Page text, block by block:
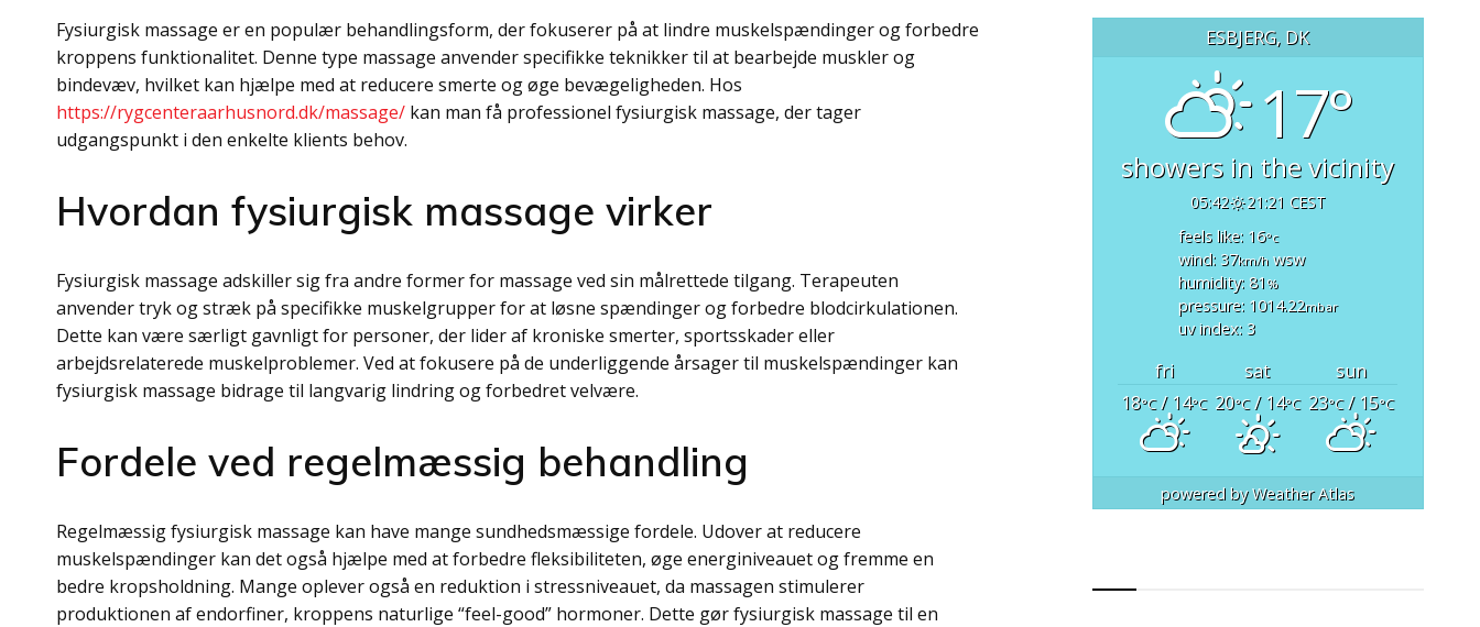
Fysiurgisk massage er en populær behandlingsform, der fokuserer på at lindre muskelspændinger og forbedre
kroppens funktionalitet. Denne type massage anvender specifikke teknikker til at bearbejde muskler og
bindevæv, hvilket kan hjælpe med at reducere smerte og øge bevægeligheden. Hos
https://rygcenteraarhusnord.dk/massage/ kan man få professionel fysiurgisk massage, der tager
udgangspunkt i den enkelte klients behov.
Hvordan fysiurgisk massage virker
Fysiurgisk massage adskiller sig fra andre former for massage ved sin målrettede tilgang. Terapeuten
anvender tryk og stræk på specifikke muskelgrupper for at løsne spændinger og forbedre blodcirkulationen.
Dette kan være særligt gavnligt for personer, der lider af kroniske smerter, sportsskader eller
arbejdsrelaterede muskelproblemer. Ved at fokusere på de underliggende årsager til muskelspændinger kan
fysiurgisk massage bidrage til langvarig lindring og forbedret velvære.
Fordele ved regelmæssig behandling
Regelmæssig fysiurgisk massage kan have mange sundhedsmæssige fordele. Udover at reducere
muskelspændinger kan det også hjælpe med at forbedre fleksibiliteten, øge energiniveauet og fremme en
bedre kropsholdning. Mange oplever også en reduktion i stressniveauet, da massagen stimulerer
produktionen af endorfiner, kroppens naturlige “feel-good” hormoner. Dette gør fysiurgisk massage til en
ESBJERG, DK
17°
showers in the vicinity
05:42
21:21 CEST
feels like: 16°c
wind: 37km/hwsw
humidity: 81 %
pressure: 1014.22mbar
uv index: 3
fri sat
sun
18°C/ 14°C 20°C/ 14°C 23°C/ 15°C
powered byWeather Atlas